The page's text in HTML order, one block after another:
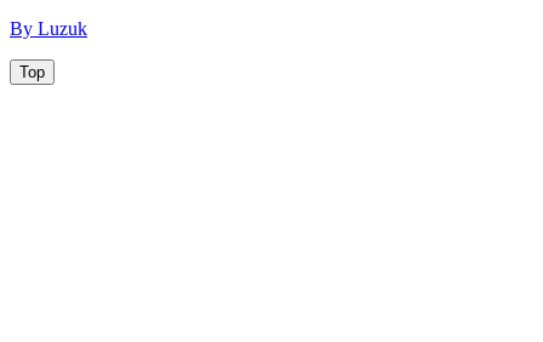
By Luzuk
Top